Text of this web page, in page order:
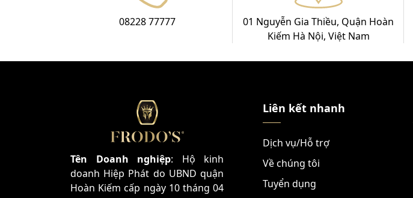
08228 77777
01 Nguyễn Gia Thiều, Quận Hoàn
Kiếm Hà Nội, Việt Nam
Tên Doanh nghiệp: Hộ kinh
doanh Hiệp Phát do UBND quận
Hoàn Kiếm cấp ngày 10 tháng 04
Liên kết nhanh
Dịch vụ/Hỗ trợ
Về chúng tôi
Tuyển dụng